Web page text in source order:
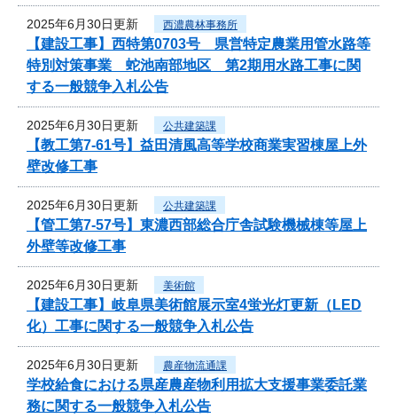
2025年6月30日更新 西濃農林事務所
【建設工事】西特第0703号 県営特定農業用管水路等
特別対策事業 蛇池南部地区 第2期用水路工事に関
する一般競争入札公告
2025年6月30日更新 公共建築課
【教工第7-61号】益田清風高等学校商業実習棟屋上外
壁改修工事
2025年6月30日更新 公共建築課
【管工第7-57号】東濃西部総合庁舎試験機械棟等屋上
外壁等改修工事
2025年6月30日更新 美術館
【建設工事】岐阜県美術館展示室4蛍光灯更新（LED
化）工事に関する一般競争入札公告
2025年6月30日更新 農産物流通課
学校給食における県産農産物利用拡大支援事業委託業
務に関する一般競争入札公告